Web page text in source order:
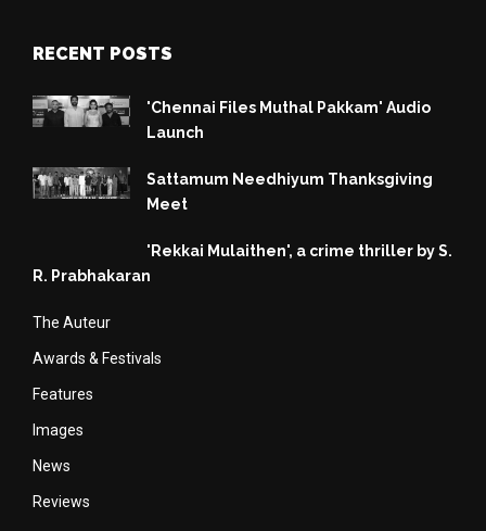
RECENT POSTS
'Chennai Files Muthal Pakkam' Audio
Launch
Sattamum Needhiyum Thanksgiving
Meet
'Rekkai Mulaithen', a crime thriller by S.
R. Prabhakaran
The Auteur
Awards & Festivals
Features
Images
News
Reviews